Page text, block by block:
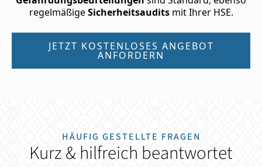
regelmäßigeSicherheitsauditsmit Ihrer HSE.
JETZT KOSTENLOSES ANGEBOT
ANFORDERN
HÄUFIG GESTELLTE FRAGEN
Kurz & hilfreich beantwortet